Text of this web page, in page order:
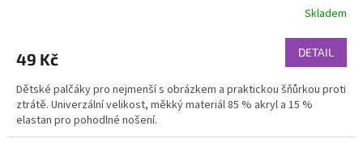
Skladem
49 Kč DETAIL
Dětské palčáky pro nejmenší s obrázkem a praktickou šňůrkou proti
ztrátě. Univerzální velikost, měkký materiál 85 % akryl a 15 %
elastan pro pohodlné nošení.